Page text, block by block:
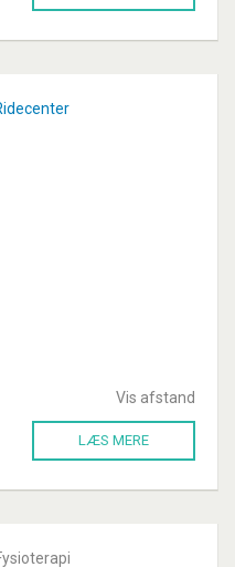
Vis afstand
LÆS MERE